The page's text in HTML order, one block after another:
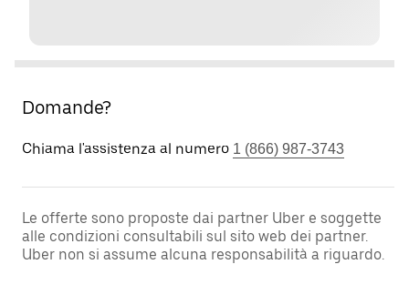
Domande?
Chiama l'assistenza al numero 1 (866) 987-3743
Le offerte sono proposte dai partner Uber e soggette
alle condizioni consultabili sul sito web dei partner.
Uber non si assume alcuna responsabilità a riguardo.